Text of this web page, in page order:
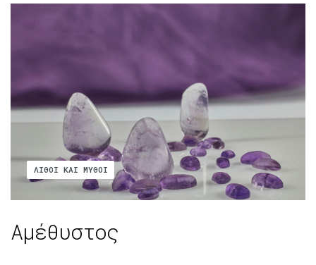
ΛΊΘΟΙ ΚΑΙ ΜΎΘΟΙ
Αμέθυστος